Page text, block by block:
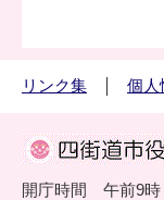
リンク集 個人
開庁時間 午前9時